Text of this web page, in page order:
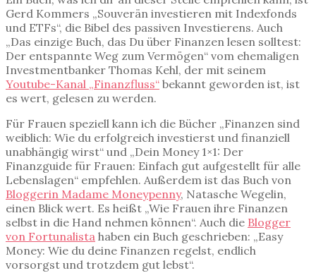
Gerd Kommers „Souverän investieren mit Indexfonds
und ETFs“, die Bibel des passiven Investierens. Auch
„Das einzige Buch, das Du über Finanzen lesen solltest:
Der entspannte Weg zum Vermögen“ vom ehemaligen
Investmentbanker Thomas Kehl, der mit seinem
Youtube-Kanal „Finanzfluss“ bekannt geworden ist, ist
es wert, gelesen zu werden.
Für Frauen speziell kann ich die Bücher „Finanzen sind
weiblich: Wie du erfolgreich investierst und finanziell
unabhängig wirst“ und „Dein Money 1×1: Der
Finanzguide für Frauen: Einfach gut aufgestellt für alle
Lebenslagen“ empfehlen. Außerdem ist das Buch von
Bloggerin Madame Moneypenny, Natasche Wegelin,
einen Blick wert. Es heißt „Wie Frauen ihre Finanzen
selbst in die Hand nehmen können“. Auch die Blogger
von Fortunalista haben ein Buch geschrieben: „Easy
Money: Wie du deine Finanzen regelst, endlich
vorsorgst und trotzdem gut lebst“.